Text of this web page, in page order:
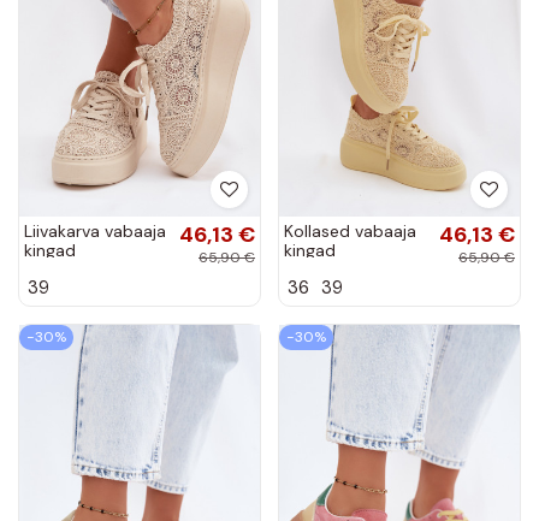
Liivakarva vabaaja
kingad
pitsimotiividega
46,13 €
65,90 €
39
Kollased vabaaja
kingad
pitsimotiividega
46,13 €
65,90 €
36 39
−30% −30%